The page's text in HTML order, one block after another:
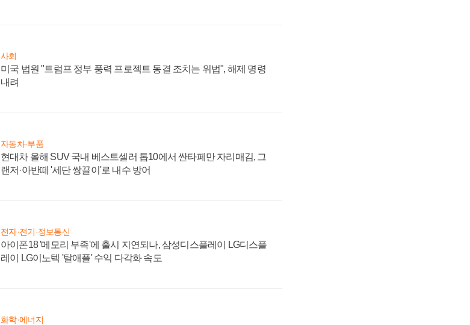
사회
미국 법원 "트럼프 정부 풍력 프로젝트 동결 조치는 위법", 해제 명령
내려
자동차·부품
현대차 올해 SUV 국내 베스트셀러 톱10에서 싼타페만 자리매김, 그
랜저·아반떼 '세단 쌍끌이'로 내수 방어
전자·전기·정보통신
아이폰18 '메모리 부족'에 출시 지연되나, 삼성디스플레이 LG디스플
레이 LG이노텍 '탈애플' 수익 다각화 속도
화학·에너지